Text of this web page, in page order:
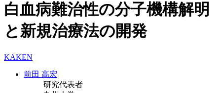
白血病難治性の分子機構解明
と新規治療法の開発
KAKEN
前田 高宏
研究代表者